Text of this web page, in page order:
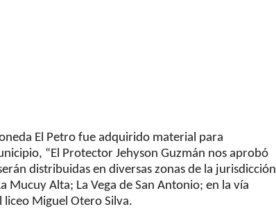
El Petro fue adquirido material para
“El Protector Jehyson Guzmán nos aprobó
distribuidas en diversas zonas de la jurisdicción
Mucuy Alta; La Vega de San Antonio; en la vía
liceo Miguel Otero Silva.